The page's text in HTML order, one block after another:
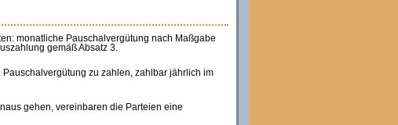
monatliche Pauschalvergütung nach Maßgabe
gemäß Absatz 3.
zu zahlen, zahlbar jährlich im
gehen, vereinbaren die Parteien eine